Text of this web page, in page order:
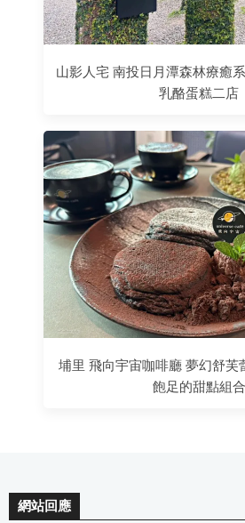
山影人宅 南投日月潭森林療癒
乳酪蛋糕二店
埔里 飛向宇宙咖啡廳 夢幻舒芙
飽足的甜點組合
網站回應